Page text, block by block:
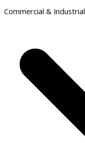
Commercial & Industrial